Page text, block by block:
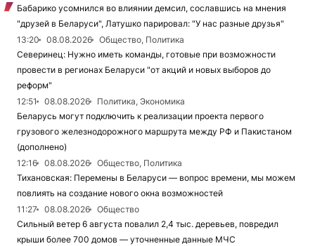
Бабарико усомнился во влиянии демсил, сославшись на мнения
"друзей в Беларуси", Латушко парировал: "У нас разные друзья"
13:20
08.08.2026
Общество, Политика
Северинец: Нужно иметь команды, готовые при возможности
провести в регионах Беларуси "от акций и новых выборов до
реформ"
12:51
08.08.2026
Политика, Экономика
Беларусь могут подключить к реализации проекта первого
грузового железнодорожного маршрута между РФ и Пакистаном
(дополнено)
12:16
08.08.2026
Общество, Политика
Тихановская: Перемены в Беларуси — вопрос времени, мы можем
повлиять на создание нового окна возможностей
11:27
08.08.2026
Общество
Сильный ветер 6 августа повалил 2,4 тыс. деревьев, повредил
крыши более 700 домов — уточненные данные МЧС